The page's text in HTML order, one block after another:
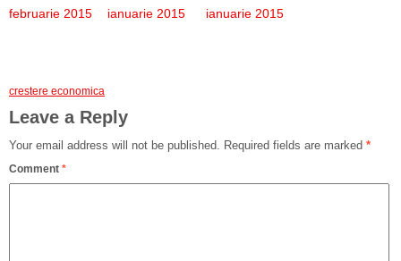
februarie 2015
ianuarie 2015
ianuarie 2015
crestere economica
Leave a Reply
Your email address will not be published. Required fields are marked *
Comment *